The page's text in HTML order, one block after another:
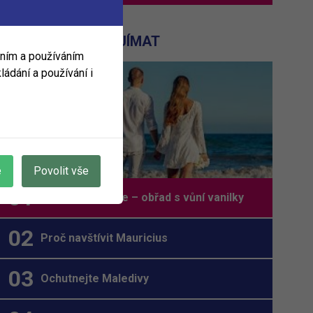
MOHLO BY VÁS ZAJÍMAT
Svatba v exotice – obřad s vůní vanilky
Proč navštívit Mauricius
Ochutnejte Maledivy
a používáním
a používání i
Povolit vše